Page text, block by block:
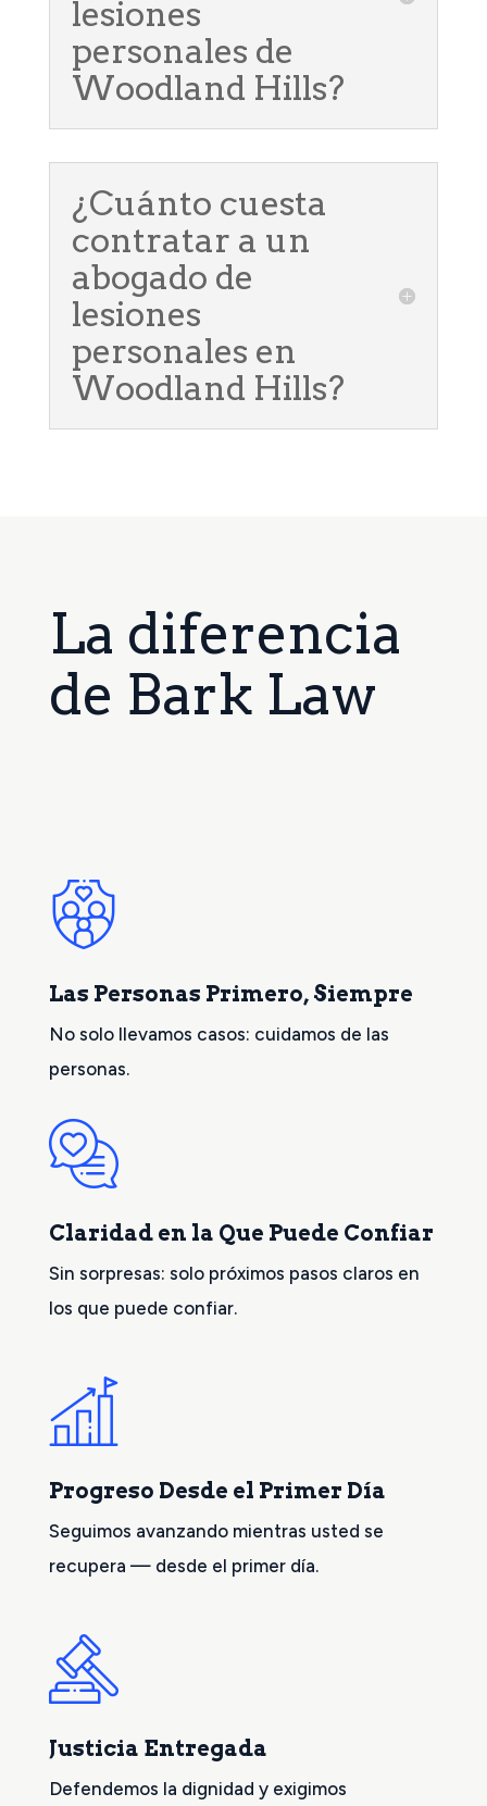
lesiones
personales de
Woodland Hills?
¿Cuánto cuesta
contratar a un
abogado de
lesiones
personales en
Woodland Hills?
La diferencia
de Bark Law
Las Personas Primero, Siempre
No solo llevamos casos: cuidamos de las
personas.
Claridad en la Que Puede Confiar
Sin sorpresas: solo próximos pasos claros en
los que puede confiar.
Progreso Desde el Primer Día
Seguimos avanzando mientras usted se
recupera — desde el primer día.
Justicia Entregada
Defendemos la dignidad y exigimos